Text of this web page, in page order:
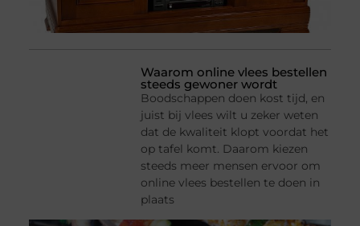
Waarom online vlees bestellen
steeds gewoner wordt
Boodschappen doen kost tijd, en
juist bij vlees wilt u zeker weten
dat de kwaliteit klopt voordat het
op tafel komt. Daarom kiezen
steeds meer mensen ervoor om
online vlees bestellen te doen in
plaats